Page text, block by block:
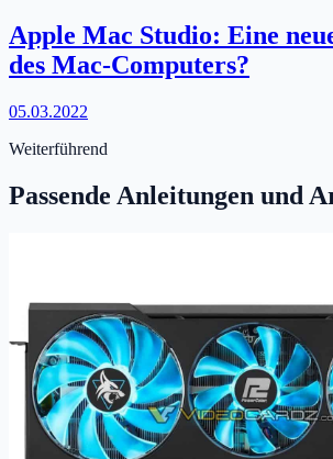
Apple Mac Studio: Eine
des Mac-Computers?
05.03.2022
Weiterführend
Passende Anleitungen und